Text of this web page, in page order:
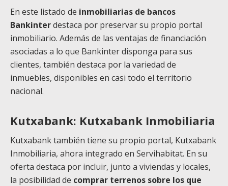
En este listado de inmobiliarias de bancos
Bankinterdestaca por preservar su propio portal
inmobiliario. Además de las ventajas de financiación
asociadas a lo que Bankinter disponga para sus
clientes, también destaca por la variedad de
inmuebles, disponibles en casi todo el territorio
nacional.
Kutxabank: Kutxabank Inmobiliaria
Kutxabank también tiene su propio portal, Kutxabank
Inmobiliaria, ahora integrado en Servihabitat. En su
oferta destaca por incluir, junto a viviendas y locales,
la posibilidad de comprar terrenos sobre los que